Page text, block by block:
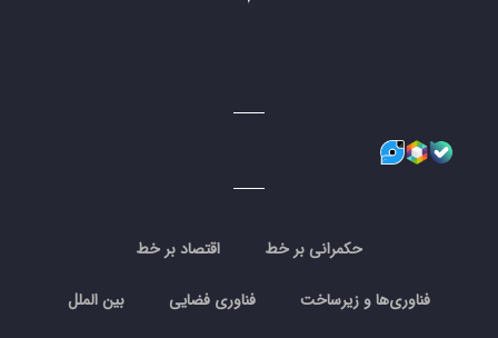
حکمرانی بر خط اقتصاد بر خط
فناوری‌ها و زیرساخت فناوری فضایی بین الملل